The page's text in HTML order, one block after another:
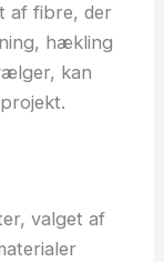
af fibre, der
hækling
kan
valget af